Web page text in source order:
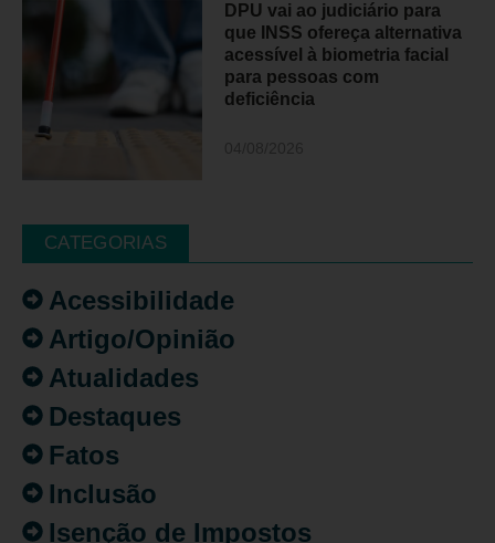
DPU vai ao judiciário para
que INSS ofereça alternativa
acessível à biometria facial
para pessoas com
deficiência
CATEGORIAS
Acessibilidade
Artigo/Opinião
Atualidades
Destaques
Fatos
Inclusão
Isenção de Impostos